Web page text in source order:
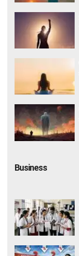
Business